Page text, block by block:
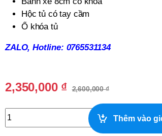
Hộc tủ có tay cầm
Ổ khóa tủ
ZALO, Hotline: 0765531134
2,350,000 ₫ 2,600,000₫
Quầy Bar Quán Cafe Đẹp quantity
Thêm vào